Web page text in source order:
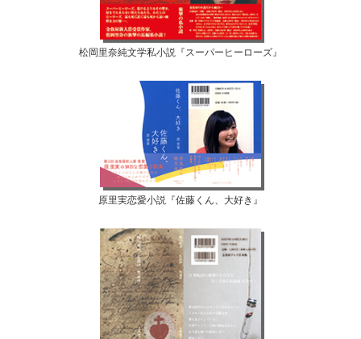
松岡里奈純文学私小説『スーパーヒーローズ』
原里実恋愛小説『佐藤くん、大好き』